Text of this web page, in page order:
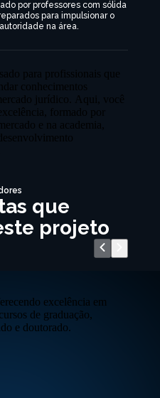
por professores com sólida
para impulsionar o
na área.
para profissionais que
conhecimentos
jurídico. Aqui, você
formado por
e na academia,
que
projeto
excelência em
de graduação,
e doutorado.